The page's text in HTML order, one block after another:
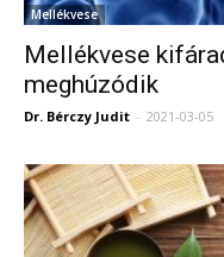
Mellékvese
Mellékvese
meghúzódik
Dr. Bérczy Judit - 2021-03-05